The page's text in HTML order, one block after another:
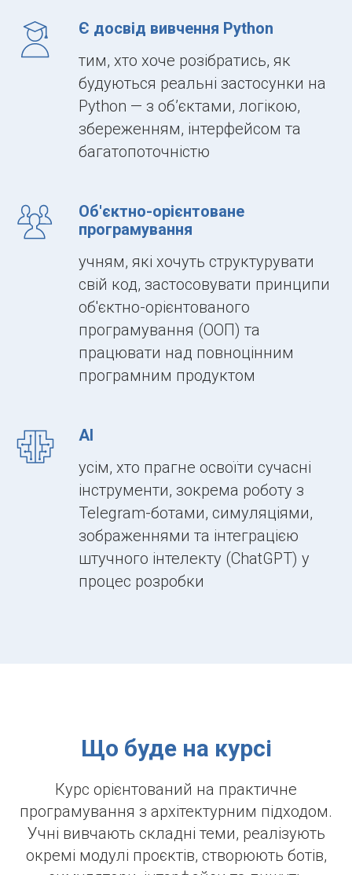
Є досвід вивчення Python
тим, хто хоче розібратись, як
будуються реальні застосунки на
Python — з об’єктами, логікою,
збереженням, інтерфейсом та
багатопоточністю
Об'єктно-орієнтоване
програмування
учням, які хочуть структурувати
свій код, застосовувати принципи
об'єктно-орієнтованого
програмування (ООП) та
працювати над повноцінним
програмним продуктом
AI
усім, хто прагне освоїти сучасні
інструменти, зокрема роботу з
Telegram-ботами, симуляціями,
зображеннями та інтеграцією
штучного інтелекту (ChatGPT) у
процес розробки
Що буде на курсі
Курс орієнтований на практичне
програмування з архітектурним підходом.
Учні вивчають складні теми, реалізують
окремі модулі проєктів, створюють ботів,